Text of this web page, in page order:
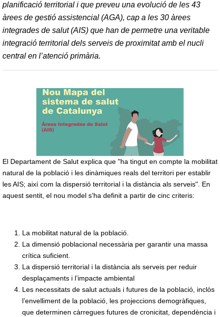
planificació territorial i que preveu una evolució de les 43
àrees de gestió assistencial (AGA), cap a les 30 àrees
integrades de salut (AIS) que han de permetre una veritable
integració territorial dels serveis de proximitat amb el nucli
central en l’atenció primària.
El Departament de Salut explica que "ha tingut en compte la mobilitat
natural de la població i les dinàmiques reals del territori per establir
les AIS; així com la dispersió territorial i la distància als serveis". En
aquest sentit, el nou model s’ha definit a partir de cinc criteris:
La mobilitat natural de la població.
La dimensió poblacional necessària per garantir una massa
crítica suficient.
La dispersió territorial i la distància als serveis per reduir
desplaçaments i l’impacte ambiental
Les necessitats de salut actuals i futures de la població, inclòs
l’envelliment de la població, les projeccions demogràfiques,
que determinen càrregues futures de cronicitat, dependència i